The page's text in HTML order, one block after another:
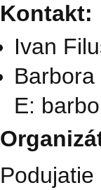
Kontakt:
Ivan
E:
Podujatie